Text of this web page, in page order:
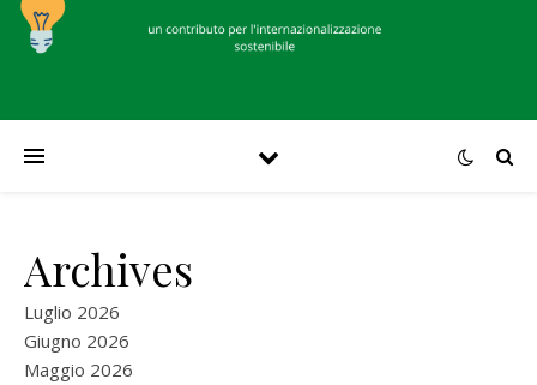
Archives
Luglio 2026
Giugno 2026
Maggio 2026